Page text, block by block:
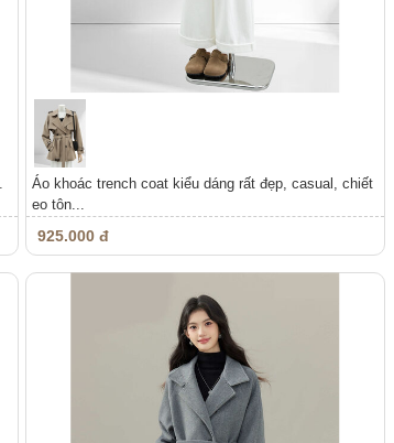
Áo khoác trench coat kiểu dáng rất đẹp, casual, chiết
eo tôn...
925.000 đ